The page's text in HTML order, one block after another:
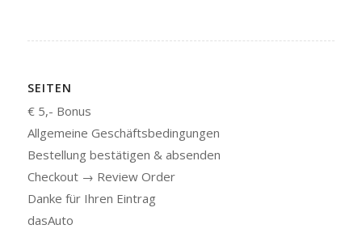
SEITEN
€ 5,- Bonus
Allgemeine Geschäftsbedingungen
Bestellung bestätigen & absenden
Checkout → Review Order
Danke für Ihren Eintrag
dasAuto